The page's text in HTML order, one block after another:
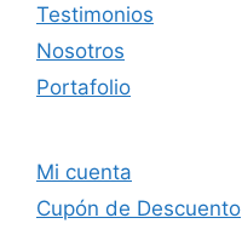
Testimonios
Nosotros
Portafolio
Mi cuenta
Cupón de Descuento